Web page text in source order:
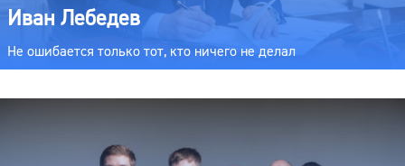
Иван Лебедев
Не ошибается только тот, кто ничего не делал